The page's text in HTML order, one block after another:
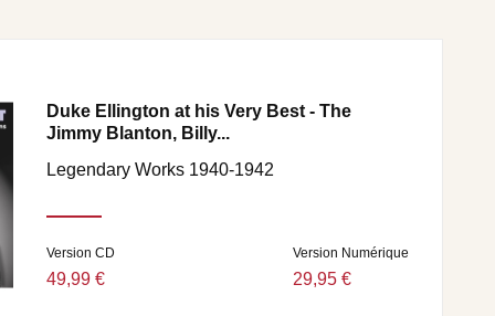
Duke Ellington at his Very Best - The
Jimmy Blanton, Billy...
Legendary Works 1940-1942
Version CD
49,99 €
Version Numérique
29,95 €